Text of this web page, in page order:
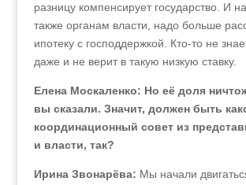
разницу компенсирует государство. И
также органам власти, надо больше
ипотеку с господдержкой. Кто-то не
даже и не верит в такую низкую ставку.
Елена Москаленко: Но её доля
вы сказали. Значит, должен быть
координационный совет из
и власти, так?
Ирина Звонарёва: Мы начали